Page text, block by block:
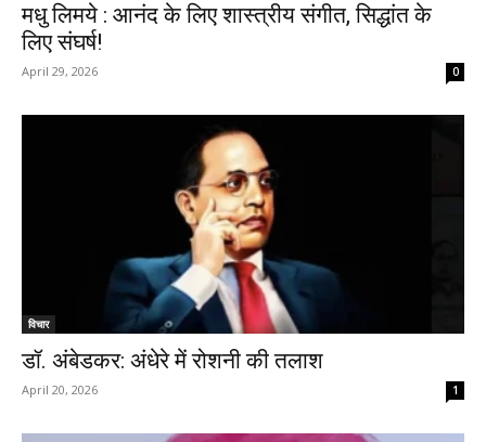
मधु लिमये : आनंद के लिए शास्त्रीय संगीत, सिद्धांत के
लिए संघर्ष!
April 29, 2026 0
विचार
डॉ. अंबेडकर: अंधेरे में रोशनी की तलाश
April 20, 2026 1